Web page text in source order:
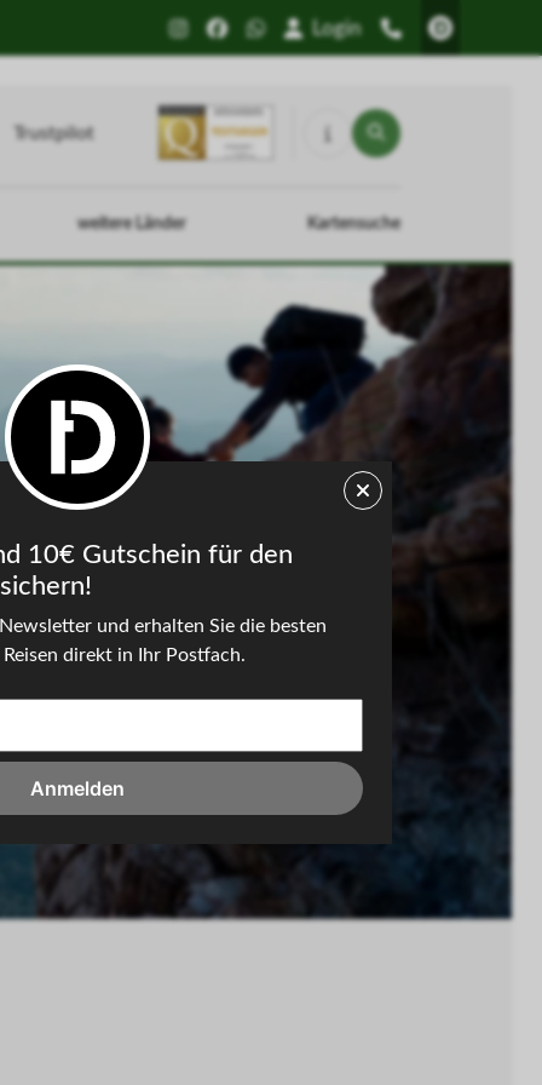
Login
Trustpilot
weitere Länder Kartensuche
10€ Gutschein für den
und erhalten Sie die besten
direkt in Ihr Postfach.
Anmelden